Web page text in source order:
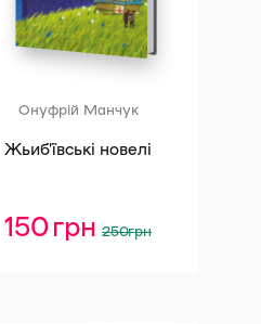
Жьиб’ївські новелі
250грн
Оригінальна
ціна:
150грнПоточна
ціна:
Онуфрій Манчук